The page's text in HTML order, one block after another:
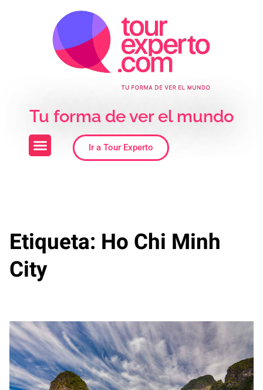
Tu forma de ver el mundo
Ir a Tour Experto
Etiqueta: Ho Chi Minh
City